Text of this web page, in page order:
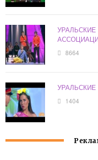
8664
1404